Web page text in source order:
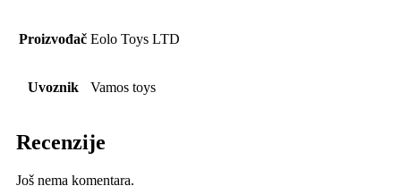
Proizvođač Eolo Toys LTD
Uvoznik Vamos toys
Recenzije
Još nema komentara.